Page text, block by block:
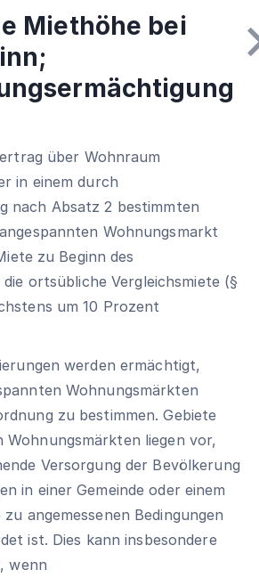
Miethöhe bei
über Wohnraum
in einem durch
nach Absatz 2 bestimmten
Wohnungsmarkt
zu Beginn des
ortsübliche Vergleichsmiete (§
um 10 Prozent
werden ermächtigt,
Wohnungsmärkten
zu bestimmen. Gebiete
Wohnungsmärkten liegen vor,
Versorgung der Bevölkerung
in einer Gemeinde oder einem
zu angemessenen Bedingungen
ist. Dies kann insbesondere
wenn